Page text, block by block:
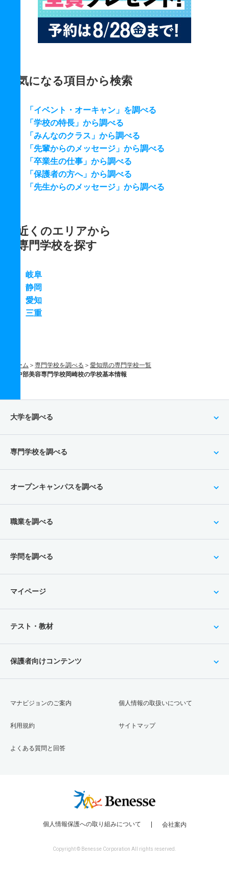
気になる項目から検索
「イベント・オーキャン」を調べる
「学校の特長」から調べる
「みんなのクラス」から調べる
「先輩からのメッセージ」から調べる
「卒業生の仕事」から調べる
「保護者の方へ」から調べる
「先生からのメッセージ」から調べる
近くのエリアから
専門学校を探す
岐阜
静岡
愛知
三重
ホーム 専門学校を調べる
愛知県の専門学校一覧
中部美容専門学校岡崎校の学校基本情報
大学を調べる
専門学校を調べる
オープンキャンパスを調べる
職業を調べる
学問を調べる
マイページ
テスト・教材
保護者向けコンテンツ
マナビジョンのご案内
利用規約
よくある質問と回答
個人情報の取扱いについて
サイトマップ
個人情報保護への取り組みについて 会社案内
Copyright © Benesse Corporation All rights reserved.